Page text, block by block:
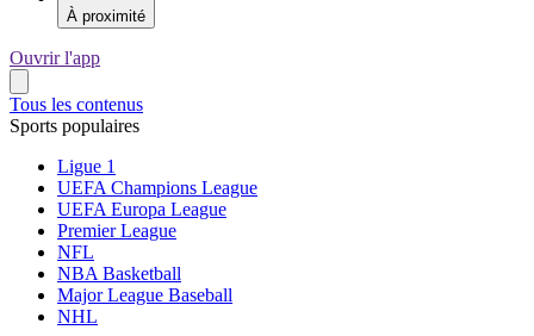
À proximité
Ouvrir l'app
Tous les contenus
Sports populaires
Ligue 1
UEFA Champions League
UEFA Europa League
Premier League
NFL
NBA Basketball
Major League Baseball
NHL